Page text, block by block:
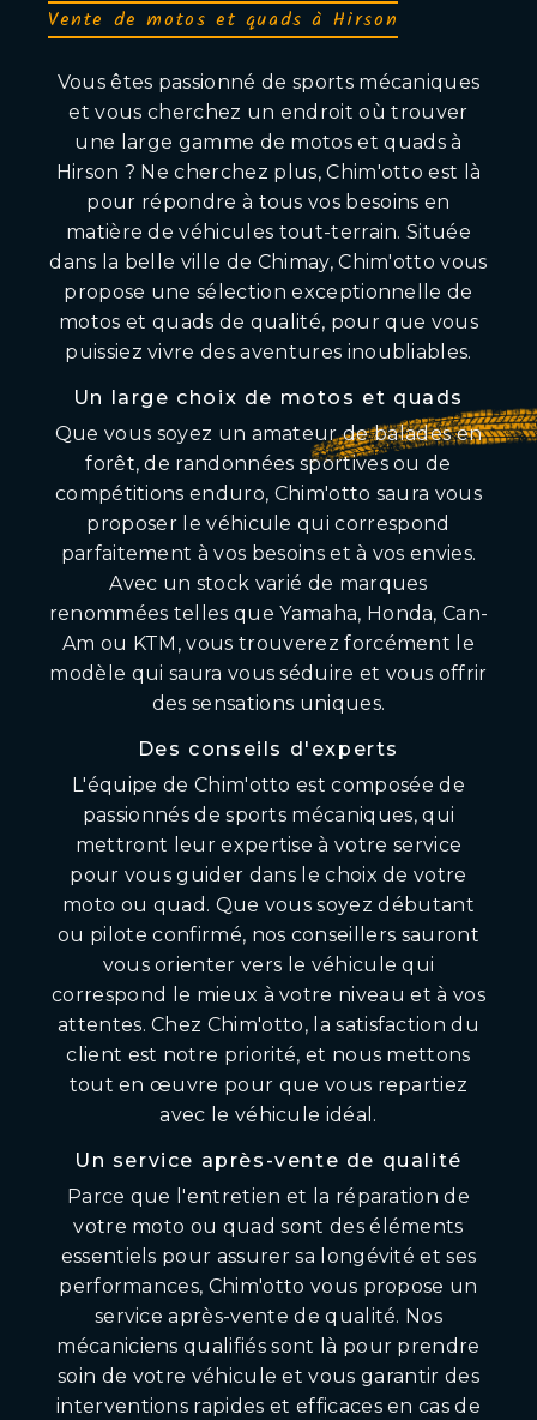
Vente de motos et quads à Hirson
Vous êtes passionné de sports mécaniques
et vous cherchez un endroit où trouver
une large gamme de motos et quads à
Hirson ? Ne cherchez plus, Chim'otto est là
pour répondre à tous vos besoins en
matière de véhicules tout-terrain. Située
dans la belle ville de Chimay, Chim'otto vous
propose une sélection exceptionnelle de
motos et quads de qualité, pour que vous
puissiez vivre des aventures inoubliables.
Un large choix de motos et quads
Que vous soyez un amateur de balades en
forêt, de randonnées sportives ou de
compétitions enduro, Chim'otto saura vous
proposer le véhicule qui correspond
parfaitement à vos besoins et à vos envies.
Avec un stock varié de marques
renommées telles que Yamaha, Honda, Can-
Am ou KTM, vous trouverez forcément le
modèle qui saura vous séduire et vous offrir
des sensations uniques.
Des conseils d'experts
L'équipe de Chim'otto est composée de
passionnés de sports mécaniques, qui
mettront leur expertise à votre service
pour vous guider dans le choix de votre
moto ou quad. Que vous soyez débutant
ou pilote confirmé, nos conseillers sauront
vous orienter vers le véhicule qui
correspond le mieux à votre niveau et à vos
attentes. Chez Chim'otto, la satisfaction du
client est notre priorité, et nous mettons
tout en œuvre pour que vous repartiez
avec le véhicule idéal.
Un service après-vente de qualité
Parce que l'entretien et la réparation de
votre moto ou quad sont des éléments
essentiels pour assurer sa longévité et ses
performances, Chim'otto vous propose un
service après-vente de qualité. Nos
mécaniciens qualifiés sont là pour prendre
soin de votre véhicule et vous garantir des
interventions rapides et efficaces en cas de